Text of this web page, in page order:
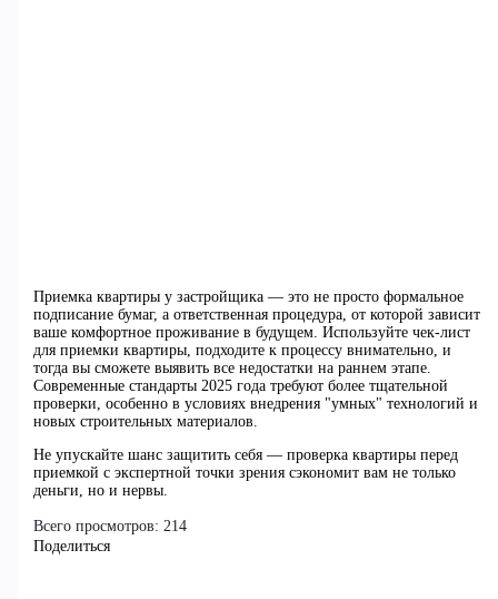
Приемка квартиры у застройщика — это не просто формальное
подписание бумаг, а ответственная процедура, от которой зависит
ваше комфортное проживание в будущем. Используйте чек-лист
для приемки квартиры, подходите к процессу внимательно, и
тогда вы сможете выявить все недостатки на раннем этапе.
Современные стандарты 2025 года требуют более тщательной
проверки, особенно в условиях внедрения "умных" технологий и
новых строительных материалов.
Не упускайте шанс защитить себя — проверка квартиры перед
приемкой с экспертной точки зрения сэкономит вам не только
деньги, но и нервы.
Всего просмотров: 214
Поделиться